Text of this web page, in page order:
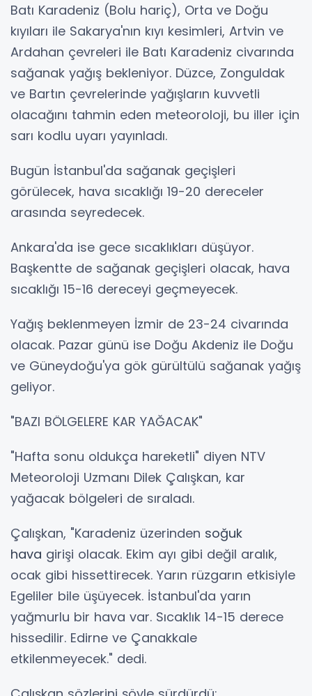
Batı Karadeniz (Bolu hariç), Orta ve Doğu
kıyıları ile Sakarya'nın kıyı kesimleri, Artvin ve
Ardahan çevreleri ile Batı Karadeniz civarında
sağanak yağış bekleniyor. Düzce, Zonguldak
ve Bartın çevrelerinde yağışların kuvvetli
olacağını tahmin eden meteoroloji, bu iller için
sarı kodlu uyarı yayınladı.
Bugün İstanbul'da sağanak geçişleri
görülecek, hava sıcaklığı 19-20 dereceler
arasında seyredecek.
Ankara'da ise gece sıcaklıkları düşüyor.
Başkentte de sağanak geçişleri olacak, hava
sıcaklığı 15-16 dereceyi geçmeyecek.
Yağış beklenmeyen İzmir de 23-24 civarında
olacak. Pazar günü ise Doğu Akdeniz ile Doğu
ve Güneydoğu'ya gök gürültülü sağanak yağış
geliyor.
"BAZI BÖLGELERE KAR YAĞACAK"
"Hafta sonu oldukça hareketli" diyen NTV
Meteoroloji Uzmanı Dilek Çalışkan, kar
yağacak bölgeleri de sıraladı.
Çalışkan, "Karadeniz üzerinden soğuk
hava girişi olacak. Ekim ayı gibi değil aralık,
ocak gibi hissettirecek. Yarın rüzgarın etkisiyle
Egeliler bile üşüyecek. İstanbul'da yarın
yağmurlu bir hava var. Sıcaklık 14-15 derece
hissedilir. Edirne ve Çanakkale
etkilenmeyecek." dedi.